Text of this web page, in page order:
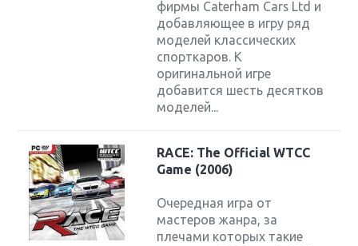
фирмы Caterham Cars Ltd и
добавляющее в игру ряд
моделей классических
спорткаров. К
оригинальной игре
добавится шесть десятков
моделей...
RACE: The Official WTCC
Game (2006)
Очередная игра от
мастеров жанра, за
плечами которых такие